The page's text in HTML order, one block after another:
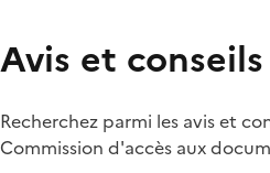
Avis et
Recherchez parmi les avis et
Commission d'accès aux